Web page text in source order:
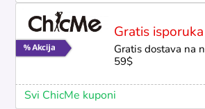
Gratis isporuka
Gratis dostava na
59$
Svi ChicMe kuponi